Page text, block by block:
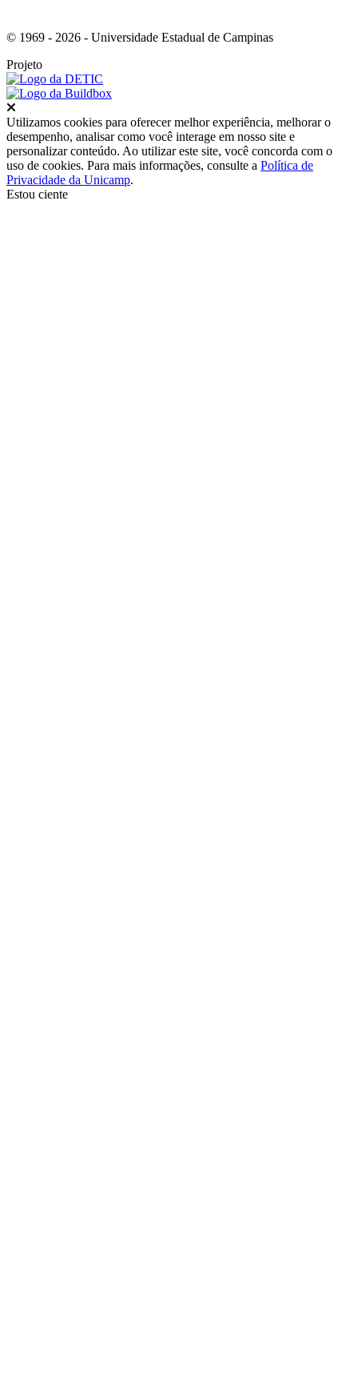
© 1969 - 2026 - Universidade Estadual de Campinas
Projeto
Utilizamos cookies para oferecer melhor experiência, melhorar o
desempenho, analisar como você interage em nosso site e
personalizar conteúdo. Ao utilizar este site, você concorda com o
uso de cookies. Para mais informações, consulte a Política de
Privacidade da Unicamp.
Estou ciente